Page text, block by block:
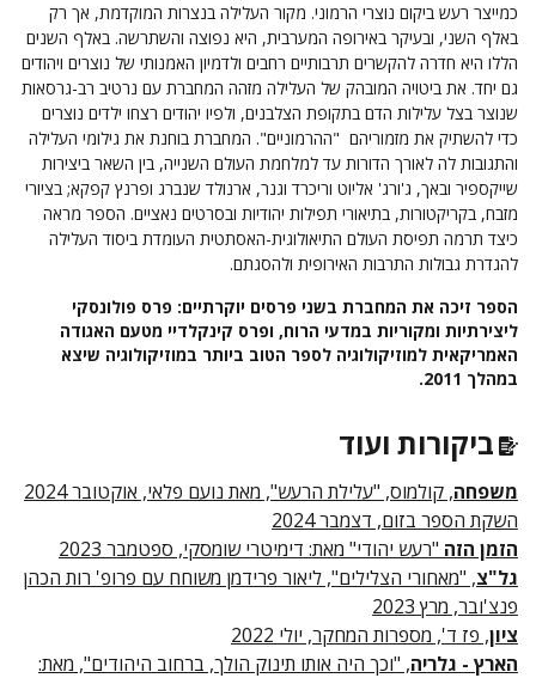
כמייצר רעש ביקום נוצרי הרמוני. מקור העלילה בנצרות המוקדמת, אך רק
באלף השני, ובעיקר באירופה המערבית, היא נפוצה והשתרשה. באלף השנים
הללו היא חדרה להקשרים תרבותיים רחבים ולדמיון האמנותי של נוצרים ויהודים
גם יחד. את ביטויה המובהק של העלילה מזהה המחברת עם נרטיב רב-גרסאות
שנוצר בצל עלילות הדם בתקופת הצלבנים, ולפיו יהודים רצחו ילדים נוצרים
כדי להשתיק את מזמוריהם "ההרמוניים". המחברת בוחנת את גילומי העלילה
והתגובות לה לאורך הדורות עד למלחמת העולם השנייה, בין השאר ביצירות
שייקספיר ובאך, ג'ורג' אליוט וריכרד וגנר, ארנולד שנברג ופרנץ קפקא; בציורי
מזבח, בקריקטורות, בתיאורי תפילות יהודיות ובסרטים נאציים. הספר מראה
כיצד תרמה תפיסת העולם התיאולוגית-האסתטית העומדת ביסוד העלילה
להגדרת גבולות התרבות האירופית ולהסגתם.
הספר זיכה את המחברת בשני פרסים יוקרתיים: פרס פולונסקי
ליצירתיות ומקוריות במדעי הרוח, ופרס קינקלדיי מטעם האגודה
האמריקאית למוזיקולוגיה לספר הטוב ביותר במוזיקולוגיה שיצא
במהלך 2011.
ביקורות ועוד
משפחה, קולמוס, "עלילת הרעש", מאת נועם פלאי, אוקטובר 2024
השקת הספר בזום, דצמבר 2024
הזמן הזה "רעש יהודי" מאת: דימיטרי שומסקי, ספטמבר 2023
גל"צ, "מאחורי הצלילים", ליאור פרידמן משוחח עם פרופ' רות הכהן
פנצ'ובר, מרץ 2023
ציון, פז ד', מספרות המחקר, יולי 2022
הארץ - גלריה, "וכך היה אותו תינוק הולך, ברחוב היהודים", מאת: